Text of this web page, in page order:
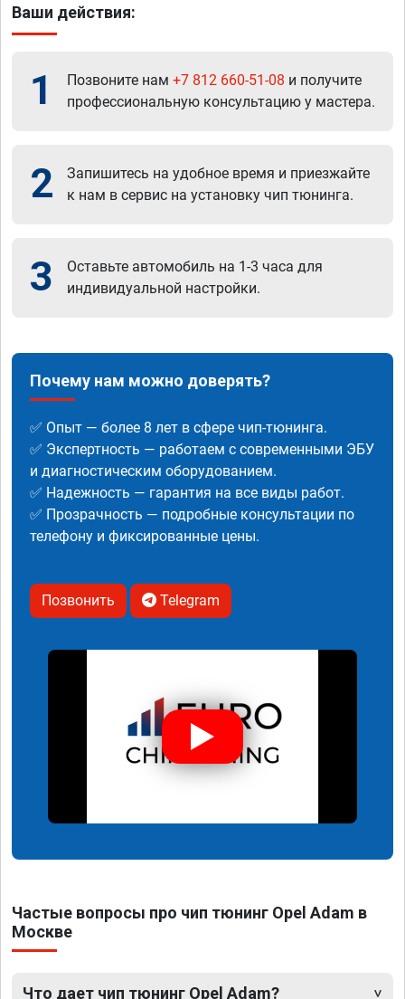
Ваши действия:
1 Позвоните нам +7 812 660-51-08 и получите
профессиональную консультацию у мастера.
2
Запишитесь на удобное время и приезжайте
к нам в сервис на установку чип тюнинга.
3
Оставьте автомобиль на 1-3 часа для
индивидуальной настройки.
Почему нам можно доверять?
✅ Опыт — более 8 лет в сфере чип-тюнинга.
✅ Экспертность — работаем с современными ЭБУ
и диагностическим оборудованием.
✅ Надежность — гарантия на все виды работ.
✅ Прозрачность — подробные консультации по
телефону и фиксированные цены.
Позвонить Telegram
Частые вопросы про чип тюнинг Opel Adam в
Москве
Что дает чип тюнинг Opel Adam?